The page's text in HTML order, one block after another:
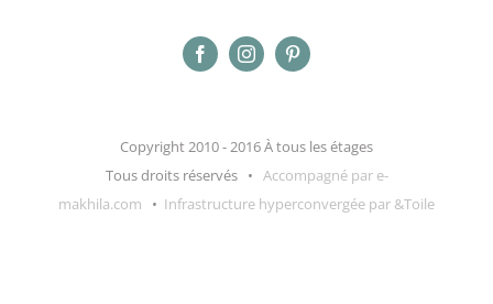
Copyright 2010 - 2016 À tous les étages
Tous droits réservés • Accompagné par e-
makhila.com • Infrastructure hyperconvergée par &Toile